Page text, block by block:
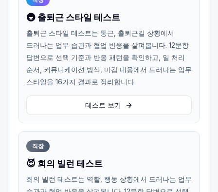
🚇 출퇴근 스타일 테스트
출퇴근 스타일 테스트는 통근, 출퇴근길 상황에서
드러나는 업무 습관과 협업 반응을 살펴봅니다. 12문항
답변으로 선택 기준과 반응 패턴을 확인하고, 일 처리
순서, 커뮤니케이션 방식, 마감 대응에서 드러나는 업무
스타일을 16가지 결과로 정리합니다.
테스트 보기
직장
😈 회의 빌런 테스트
회의 빌런 테스트는 역할, 행동 상황에서 드러나는 업무